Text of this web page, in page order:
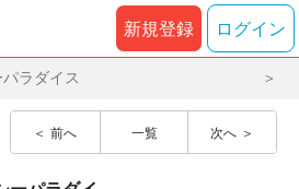
新規登録 ログイン
ラダイス
前へ 一覧 次へ